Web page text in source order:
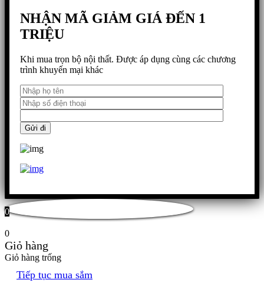
NHẬN MÃ GIẢM GIÁ ĐẾN 1
TRIỆU
Khi mua trọn bộ nội thất. Được áp dụng cùng các chương
trình khuyến mại khác
0
0
Giỏ hàng
Giỏ hàng trống
Tiếp tục mua sắm